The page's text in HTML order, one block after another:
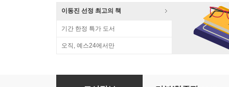
이동진 선정 최고의 책
기간 한정 특가 도서
오직, 예스24에서만
을의 철학